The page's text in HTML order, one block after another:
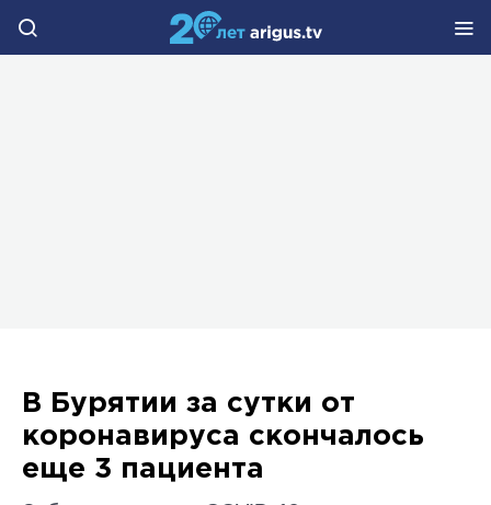
В Бурятии за сутки от
коронавируса скончалось
еще 3 пациента